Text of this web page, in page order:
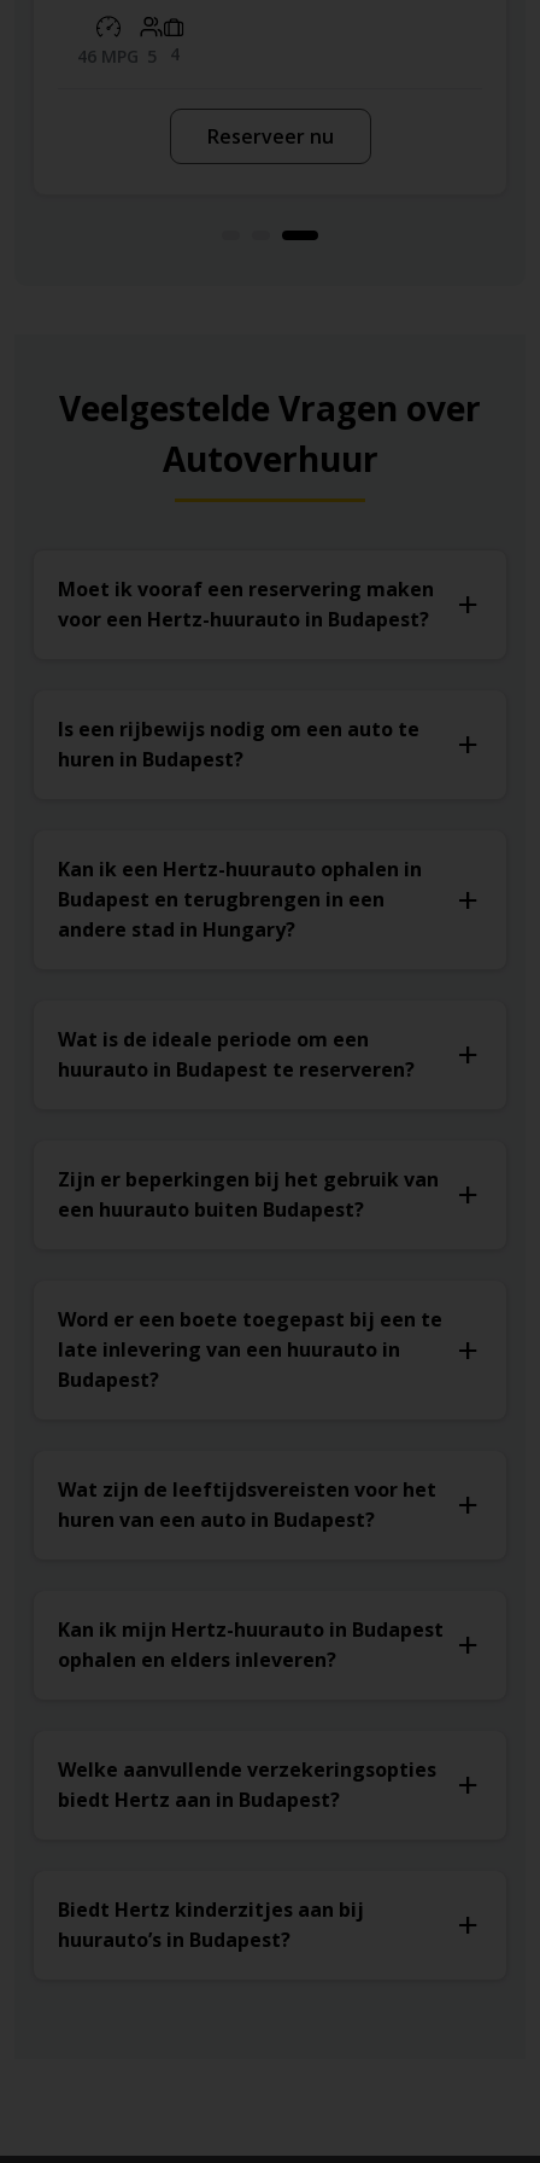
46 MPG 5 4
Reserveer nu
Veelgestelde Vragen over
Autoverhuur
Moet ik vooraf een reservering maken
voor een Hertz-huurauto in Budapest?
Is een rijbewijs nodig om een auto te
huren in Budapest?
Kan ik een Hertz-huurauto ophalen in
Budapest en terugbrengen in een
andere stad in Hungary?
Wat is de ideale periode om een
huurauto in Budapest te reserveren?
Zijn er beperkingen bij het gebruik van
een huurauto buiten Budapest?
Word er een boete toegepast bij een te
late inlevering van een huurauto in
Budapest?
Wat zijn de leeftijdsvereisten voor het
huren van een auto in Budapest?
Kan ik mijn Hertz-huurauto in Budapest
ophalen en elders inleveren?
Welke aanvullende verzekeringsopties
biedt Hertz aan in Budapest?
Biedt Hertz kinderzitjes aan bij
huurauto’s in Budapest?